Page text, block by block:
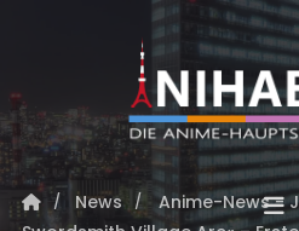
News Anime-News -